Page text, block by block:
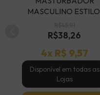
MASCULINO ESTILO
COD C3784
R$38,26
4x R$ 9,57
Disponível em todas as
Lojas